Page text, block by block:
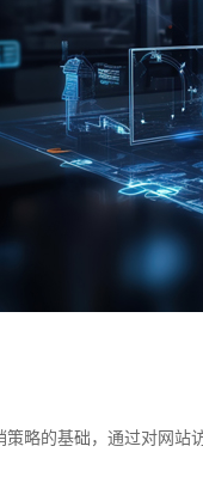
略的基础，通过对网站